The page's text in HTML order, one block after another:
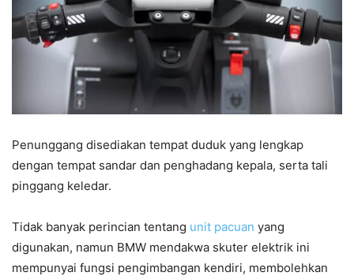
Penunggang disediakan tempat duduk yang lengkap
dengan tempat sandar dan penghadang kepala, serta tali
pinggang keledar.
Tidak banyak perincian tentang unit pacuan yang
digunakan, namun BMW mendakwa skuter elektrik ini
mempunyai fungsi pengimbangan kendiri, membolehkan